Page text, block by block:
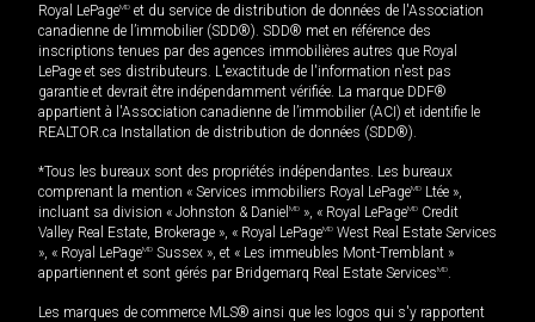
Royal LePageMD et du service de distribution de données de l'Association
canadienne de l’immobilier (SDD®). SDD® met en référence des
inscriptions tenues par des agences immobilières autres que Royal
LePage et ses distributeurs. L'exactitude de l'information n'est pas
garantie et devrait être indépendamment vérifiée. La marque DDF®
appartient à l'Association canadienne de l’immobilier (ACI) et identifie le
REALTOR.ca Installation de distribution de données (SDD®).
*Tous les bureaux sont des propriétés indépendantes. Les bureaux
comprenant la mention « Services immobiliers Royal LePageMD Ltée »,
incluant sa division « Johnston & Daniel MD », « Royal LePageMD Credit
Valley Real Estate, Brokerage », « Royal LePageMD West Real Estate Services
», « Royal LePageMD Sussex », et « Les immeubles Mont-Tremblant »
appartiennent et sont gérés par Bridgemarq Real Estate ServicesMD
Les marques de commerce MLS® ainsi que les logos qui s'y rapportent